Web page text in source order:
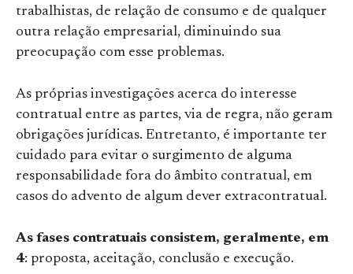
trabalhistas, de relação de consumo e de qualquer
outra relação empresarial, diminuindo sua
preocupação com esse problemas.
As próprias investigações acerca do interesse
contratual entre as partes, via de regra, não geram
obrigações jurídicas. Entretanto, é importante ter
cuidado para evitar o surgimento de alguma
responsabilidade fora do âmbito contratual, em
casos do advento de algum dever extracontratual.
As fases contratuais consistem, geralmente, em
4: proposta, aceitação, conclusão e execução.